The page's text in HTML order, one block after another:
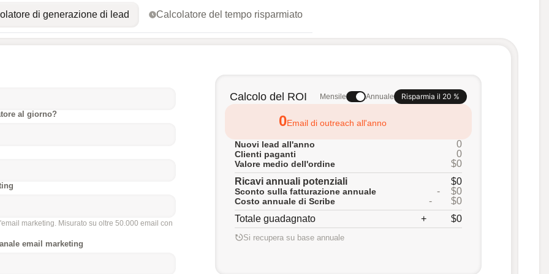
di generazione di lead Calcolatore del tempo risparmiato
al giorno?
marketing. Misurato su oltre 50.000 email con
email marketing
Calcolo del ROI Mensile Annuale Risparmia il 20 %
0Email di outreach all'anno
Nuovi lead all'anno 0
Clienti paganti 0
Valore medio dell'ordine
$0
Ricavi annuali potenziali
$0
Sconto sulla fatturazione annuale - $0
Costo annuale di Scribe -
$0
Totale guadagnato
+ $0
Si recupera su base annuale